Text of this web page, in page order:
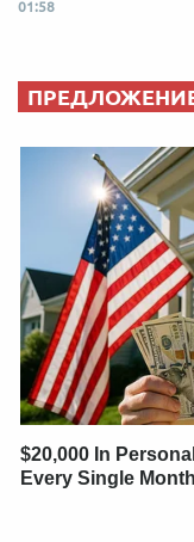
01:58
$20,000 In
Every Single Month